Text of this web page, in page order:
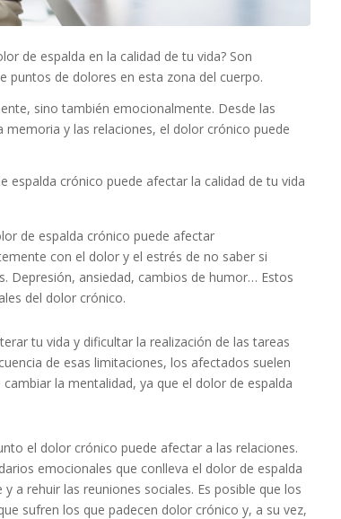
de espalda en la calidad de tu vida? Son
puntos de dolores en esta zona del cuerpo.
sino también emocionalmente. Desde las
y las relaciones, el dolor crónico puede
espalda crónico puede afectar la calidad de tu vida
de espalda crónico puede afectar
con el dolor y el estrés de no saber si
Depresión, ansiedad, cambios de humor… Estos
del dolor crónico.
tu vida y dificultar la realización de las tareas
de esas limitaciones, los afectados suelen
la mentalidad, ya que el dolor de espalda
el dolor crónico puede afectar a las relaciones.
emocionales que conlleva el dolor de espalda
a rehuir las reuniones sociales. Es posible que los
sufren los que padecen dolor crónico y, a su vez,